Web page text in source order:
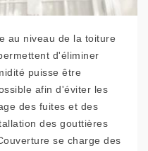
au niveau de la toiture
d'éliminer
puisse être
afin d'éviter les
des fuites et des
des gouttières
se charge des